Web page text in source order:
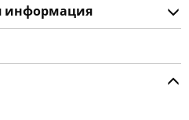
информация